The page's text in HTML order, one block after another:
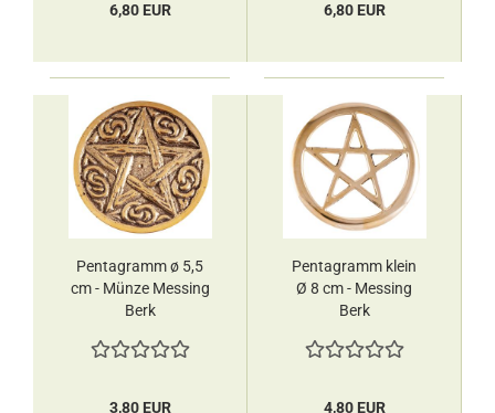
6,80 EUR 6,80 EUR
Pentagramm ø 5,5
cm - Münze Messing
Berk
3,80 EUR
Pentagramm klein
Ø 8 cm - Messing
Berk
4,80 EUR